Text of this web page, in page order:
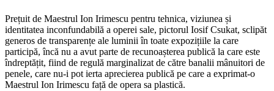
Prețuit de Maestrul Ion Irimescu pentru tehnica, viziunea și
identitatea inconfundabilă a operei sale, pictorul Iosif Csukat, sclipăt
generos de transparențe ale luminii în toate expozițiile la care
participă, încă nu a avut parte de recunoașterea publică la care este
îndreptățit, fiind de regulă marginalizat de către banalii mânuitori de
penele, care nu-i pot ierta aprecierea publică pe care a exprimat-o
Maestrul Ion Irimescu față de opera sa plastică.